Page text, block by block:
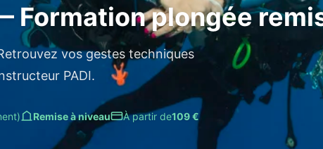
Formation plongée
vos gestes techniques
PADI.
Remise à niveau À partir de109 €